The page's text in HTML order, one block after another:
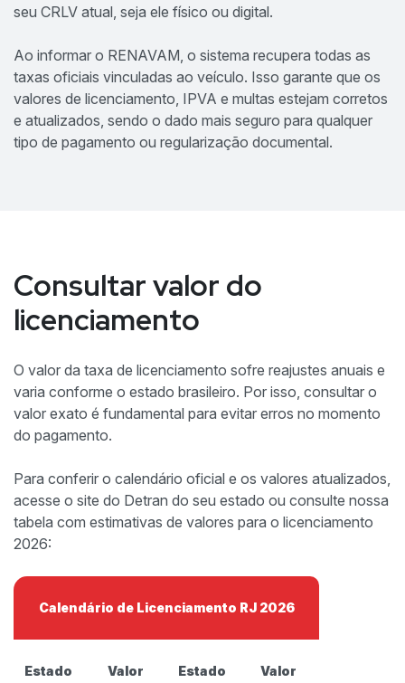
seu CRLV atual, seja ele físico ou digital.
Ao informar o RENAVAM, o sistema recupera todas as
taxas oficiais vinculadas ao veículo. Isso garante que os
valores de licenciamento, IPVA e multas estejam corretos
e atualizados, sendo o dado mais seguro para qualquer
tipo de pagamento ou regularização documental.
Consultar valor do
licenciamento
O valor da taxa de licenciamento sofre reajustes anuais e
varia conforme o estado brasileiro. Por isso, consultar o
valor exato é fundamental para evitar erros no momento
do pagamento.
Para conferir o calendário oficial e os valores atualizados,
acesse o site do Detran do seu estado ou consulte nossa
tabela com estimativas de valores para o licenciamento
2026:
Calendário de Licenciamento RJ 2026
Estado Valor Estado Valor